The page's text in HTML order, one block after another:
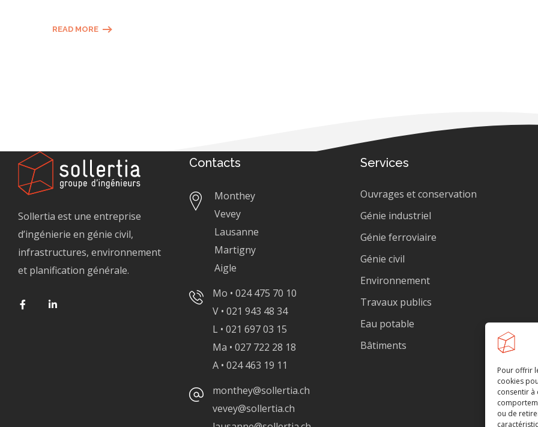
Pour offrir
cookies
consentir à
ou de
READ MORE
Sollertia est une entreprise
d’ingénierie en génie civil,
infrastructures, environnement
et planification générale.
Contacts
Monthey
Vevey
Lausanne
Martigny
Aigle
Mo • 024 475 70 10
V • 021 943 48 34
L • 021 697 03 15
Ma • 027 722 28 18
A • 024 463 19 11
monthey@sollertia.ch
vevey@sollertia.ch
Services
Ouvrages et conservation
Génie industriel
Génie ferroviaire
Génie civil
Environnement
Travaux publics
Eau potable
Bâtiments